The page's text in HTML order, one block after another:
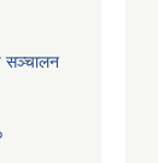
सञ्चालन